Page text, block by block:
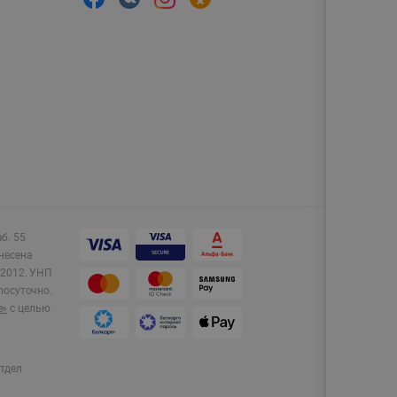
55
УНП
с целью